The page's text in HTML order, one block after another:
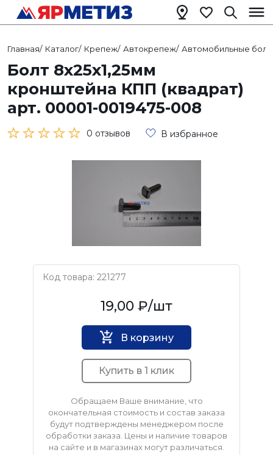
Главная/ Каталог/ Крепеж/ Автокрепеж/ Автомобильные
Болт 8х25х1,25мм
кронштейна КПП (квадрат)
арт. 00001-0019475-008
0 отзывов В избранное
Код товара: 221277
Нет бренда19,00 ₽/шт
В корзину
Купить в 1 клик
Обращаем Ваше внимание, что
окончательная стоимость и состав заказа
будут подтверждены менеджером после
обработки заказа. Цены и наличие товаров
на сайте и в магазинах могут различаться.